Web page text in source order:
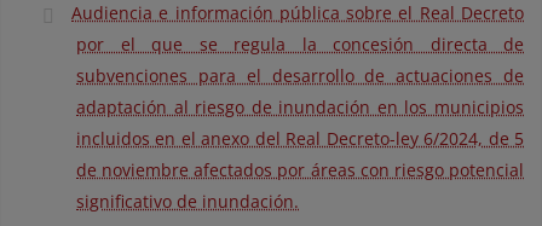
Audiencia e información pública sobre el Real Decreto
por el que se regula la concesión directa de
subvenciones para el desarrollo de actuaciones de
adaptación al riesgo de inundación en los municipios
incluidos en el anexo del Real Decreto-ley 6/2024, de 5
de noviembre afectados por áreas con riesgo potencial
significativo de inundación.